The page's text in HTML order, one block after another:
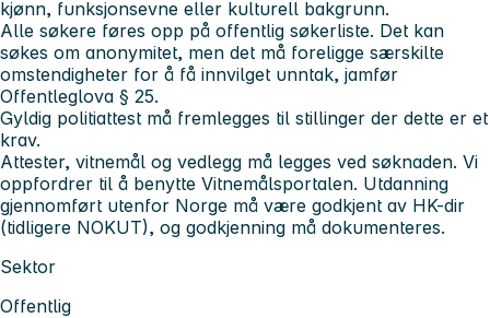
kjønn, funksjonsevne eller kulturell bakgrunn.
Alle søkere føres opp på offentlig søkerliste. Det kan
søkes om anonymitet, men det må foreligge særskilte
omstendigheter for å få innvilget unntak, jamfør
Offentleglova § 25.
Gyldig politiattest må fremlegges til stillinger der dette er et
krav.
Attester, vitnemål og vedlegg må legges ved søknaden. Vi
oppfordrer til å benytte Vitnemålsportalen. Utdanning
gjennomført utenfor Norge må være godkjent av HK-dir
(tidligere NOKUT), og godkjenning må dokumenteres.
Sektor
Offentlig